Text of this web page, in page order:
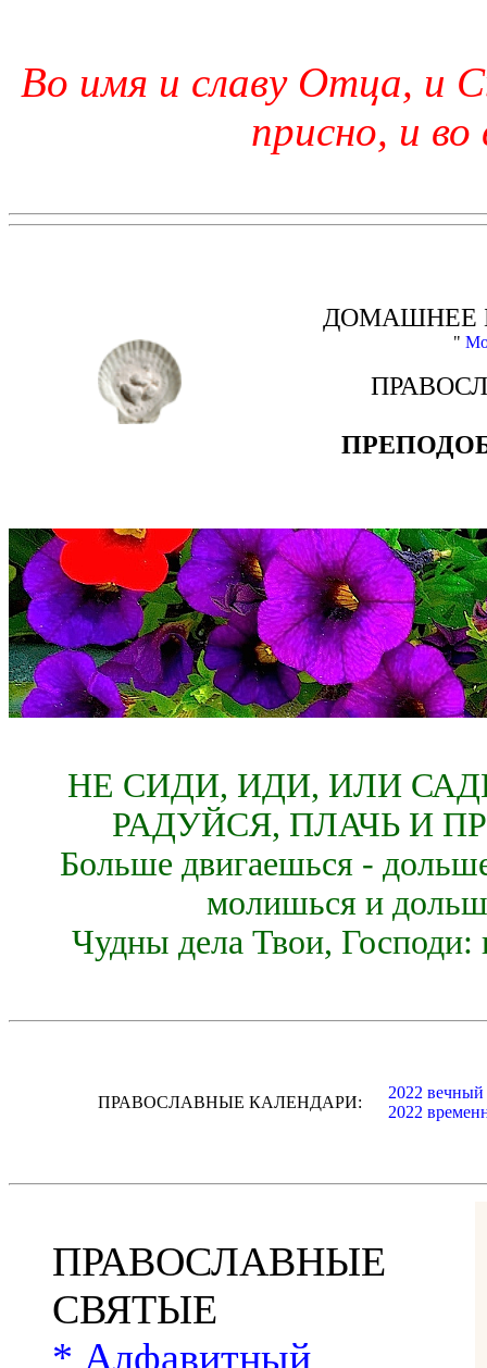
Во имя и славу Отца, и
присно, и во
ДОМАШНЕЕ
"
НЕ СИДИ, ИДИ, ИЛИ
РАДУЙСЯ, ПЛАЧЬ И
Больше двигаешься -
молишься и
Чудны дела Твои,
ПРАВОСЛАВНЫЕ КАЛЕНДАРИ:
2022 вечный
2022
ПРАВОСЛАВНЫЕ
СВЯТЫЕ
* Алфавитный